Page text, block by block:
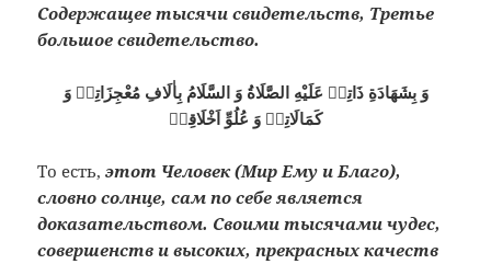
Содержащее тысячи свидетельств, Третье
большое свидетельство.
وَ بِشَهَادَةِ ذَاتِهٖ عَلَيْهِ الصَّلَاةُ وَ السَّلَامُ بِاٰلَافِ مُعْجِزَاتِهٖ وَ
كَمَالَاتِهٖ وَ عُلُوِّ اَخْلَاقِهٖ
То есть,этот Человек (Мир Ему и Благо),
словно солнце, сам по себе является
доказательством. Своими тысячами чудес,
совершенств и высоких, прекрасных качеств